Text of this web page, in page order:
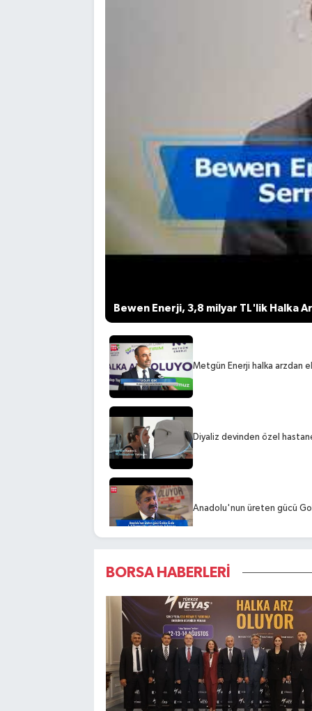
Bewen Enerji, 3,8 milyar TL'lik Halka
Metgün Enerji halka arzdan
Diyaliz devinden özel hastane
Anadolu'nun üreten gücü
Orzax'ın Halka Arz Geliri
İstanbul Aydın Üniversitesi,
BORSA HABERLERİ